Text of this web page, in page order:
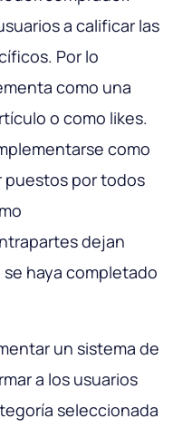
a calificar las
Por lo
como una
o como likes.
como
puestos por todos
dejan
haya completado
un sistema de
a los usuarios
seleccionada